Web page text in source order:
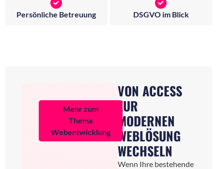
Persönliche Betreuung DSGVO im Blick
VON ACCESS
ZUR
MODERNEN
WEBLÖSUNG
WECHSELN
Wenn Ihre bestehende
Mehr zum
Thema
Webentwicklung